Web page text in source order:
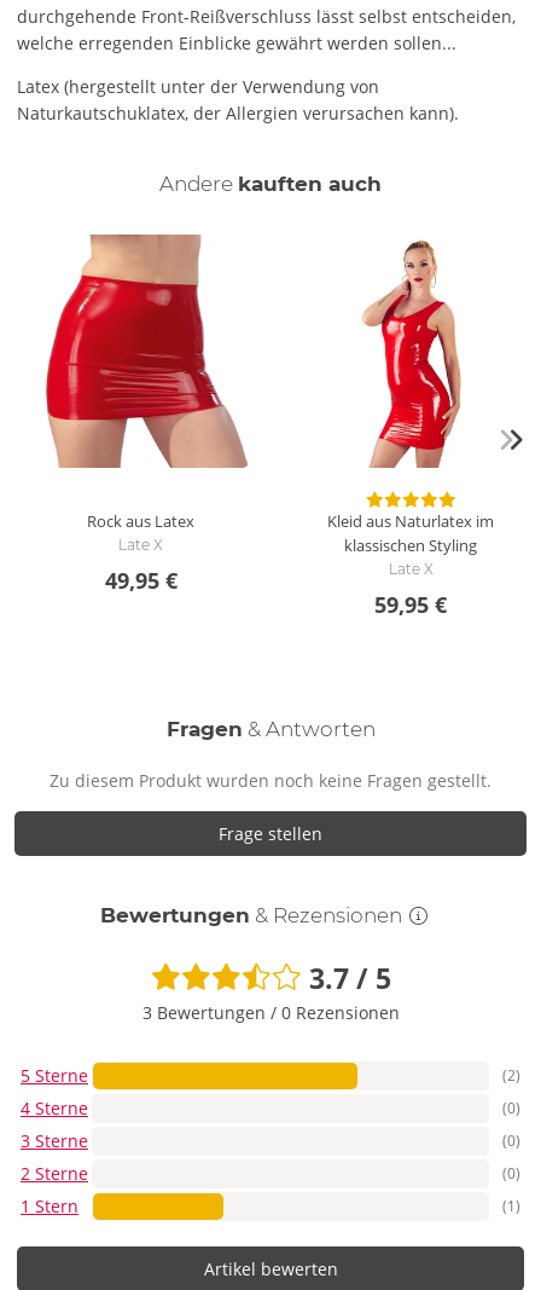
durchgehende Front-Reißverschluss lässt selbst entscheiden,
welche erregenden Einblicke gewährt werden sollen...
Latex (hergestellt unter der Verwendung von
Naturkautschuklatex, der Allergien verursachen kann).
Andere kauften auch
Rock aus Latex
Late X
49,95 €
Kleid aus Naturlatex im
klassischen Styling
Late X
59,95 €
Fragen & Antworten
Zu diesem Produkt wurden noch keine Fragen gestellt.
Frage stellen
Bewertungen & Rezensionen
3.7 / 5
3 Bewertungen / 0 Rezensionen
5 Sterne (2)
4 Sterne (0)
3 Sterne (0)
2 Sterne (0)
1 Stern (1)
Artikel bewerten